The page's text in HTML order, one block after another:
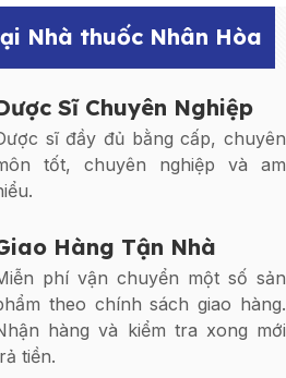
Nhà thuốc Nhân Hòa
Sĩ Chuyên Nghiệp
sĩ đầy đủ bằng cấp, chuyên
tốt, chuyên nghiệp và am
Hàng Tận Nhà
phí vận chuyển một số sản
theo chính sách giao hàng.
hàng và kiểm tra xong mới
tiền.